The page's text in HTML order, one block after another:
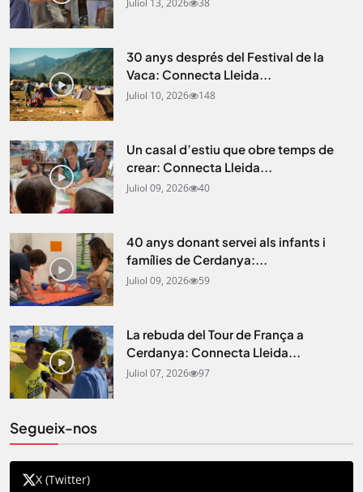
Juliol 13, 2026 38
30 anys després del Festival de la
Vaca: Connecta Lleida...
Juliol 10, 2026 148
Un casal d’estiu que obre temps de
crear: Connecta Lleida...
Juliol 09, 2026 40
40 anys donant servei als infants i
famílies de Cerdanya:...
Juliol 09, 2026 59
La rebuda del Tour de França a
Cerdanya: Connecta Lleida...
Juliol 07, 2026 97
Segueix-nos
X (Twitter)